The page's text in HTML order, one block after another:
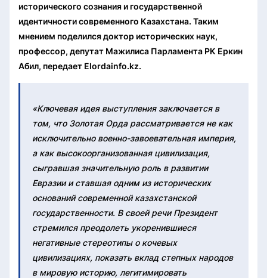
исторического сознания и государственной
идентичности современного Казахстана. Таким
мнением поделился доктор исторических наук,
профессор, депутат Мажилиса Парламента РК Еркин
Абил, передает Elordainfo.kz.
«Ключевая идея выступления заключается в
том, что Золотая Орда рассматривается не как
исключительно военно-завоевательная империя,
а как высокоорганизованная цивилизация,
сыгравшая значительную роль в развитии
Евразии и ставшая одним из исторических
оснований современной казахстанской
государственности. В своей речи Президент
стремился преодолеть укоренившиеся
негативные стереотипы о кочевых
цивилизациях, показать вклад степных народов
в мировую историю, легитимировать